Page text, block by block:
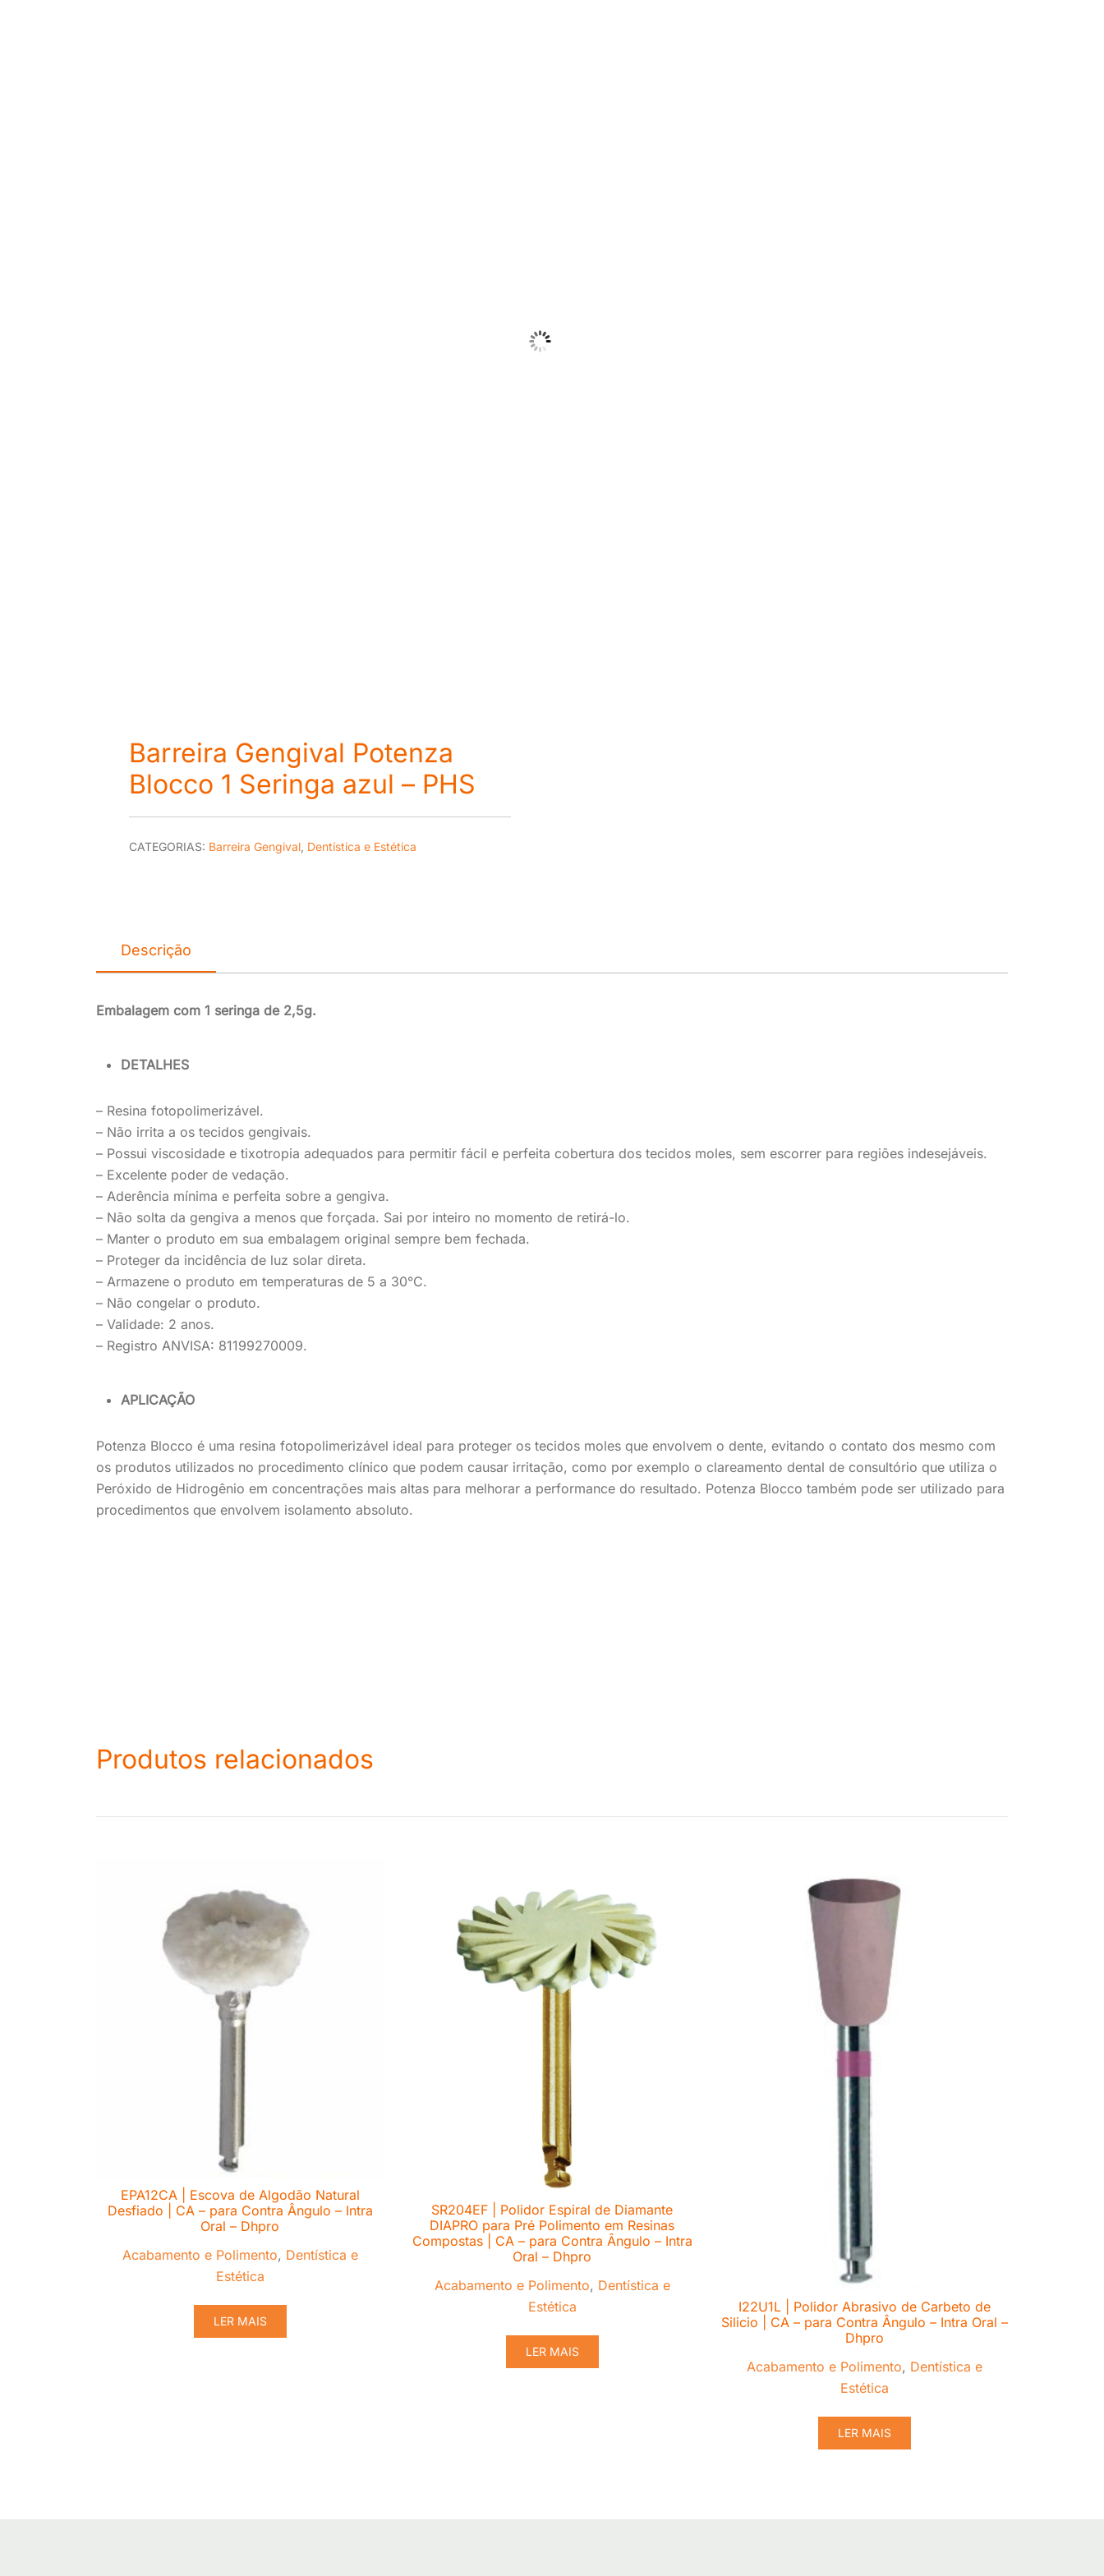
Barreira Gengival Potenza
Blocco 1 Seringa azul – PHS
CATEGORIAS: Barreira Gengival Dentística e Estética
Descrição
Embalagem com 1 seringa de 2,5g.
DETALHES
– Resina fotopolimerizável.
– Não irrita a os tecidos gengivais.
– Possui viscosidade e tixotropia adequados para permitir fácil e perfeita cobertura dos tecidos moles, sem escorrer para regiões indesejáveis.
– Excelente poder de vedação.
– Aderência mínima e perfeita sobre a gengiva.
– Não solta da gengiva a menos que forçada. Sai por inteiro no momento de retirá-lo.
– Manter o produto em sua embalagem original sempre bem fechada.
– Proteger da incidência de luz solar direta.
– Armazene o produto em temperaturas de 5 a 30°C.
– Não congelar o produto.
– Validade: 2 anos.
– Registro ANVISA: 81199270009.
APLICAÇÃO
Potenza Blocco é uma resina fotopolimerizável ideal para proteger os tecidos moles que envolvem o dente, evitando o contato dos mesmo com
os produtos utilizados no procedimento clínico que podem causar irritação, como por exemplo o clareamento dental de consultório que utiliza o
Peróxido de Hidrogênio em concentrações mais altas para melhorar a performance do resultado. Potenza Blocco também pode ser utilizado para
procedimentos que envolvem isolamento absoluto.
Produtos relacionados
EPA12CA | Escova de Algodão Natural
Desfiado | CA – para Contra Ângulo – Intra
Oral – Dhpro
Acabamento e Polimento, Dentística e
Estética
LER MAIS
SR204EF | Polidor Espiral de Diamante
DIAPRO para Pré Polimento em Resinas
Compostas | CA – para Contra Ângulo – Intra
Oral – Dhpro
Acabamento e Polimento, Dentística e
Estética
LER MAIS
I22U1L | Polidor Abrasivo de Carbeto de
Silicio | CA – para Contra Ângulo – Intra Oral –
Dhpro
Acabamento e Polimento, Dentística e
Estética
LER MAIS